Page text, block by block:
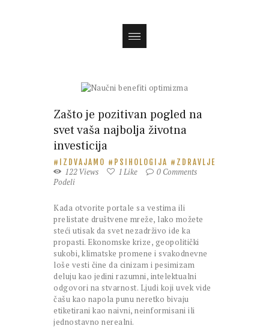
Zašto je pozitivan pogled na
svet vaša najbolja životna
investicija
IZDVAJAMO PSIHOLOGIJA ZDRAVLJE
122Views 1 Like 0 Comments
Podeli
Kada otvorite portale sa vestima ili
prelistate društvene mreže, lako možete
steći utisak da svet nezadrživo ide ka
propasti. Ekonomske krize, geopolitički
sukobi, klimatske promene i svakodnevne
loše vesti čine da cinizam i pesimizam
deluju kao jedini razumni, intelektualni
odgovori na stvarnost. Ljudi koji uvek vide
čašu kao napola punu neretko bivaju
etiketirani kao naivni, neinformisani ili
jednostavno nerealni.